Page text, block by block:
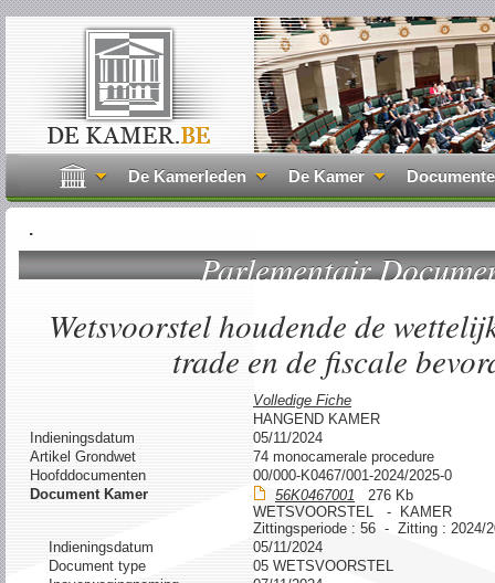
De Kamerleden De Kamer
.
Parlementair
Wetsvoorstel houdende de
trade en de fiscale
Volledige Fiche
HANGEND KAMER
Indieningsdatum
05/11/2024
Artikel Grondwet
74 monocamerale procedure
Hoofddocumenten
00/000-K0467/001-2024/2025-0
Document Kamer
56K0467001 276 Kb
WETSVOORSTEL - KAMER
Zittingsperiode : 56 - Zitting : 2024/
Indieningsdatum
05/11/2024
Document type
05 WETSVOORSTEL